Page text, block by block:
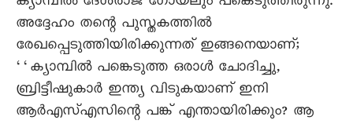
അദ്ദേഹം തന്റെ പുസ്തകത്തിൽ
രേഖപ്പെടുത്തിയിരിക്കുന്നത് ഇങ്ങനെയാണ്;
‘‘ക്യാമ്പിൽ പങ്കെടുത്ത ഒരാൾ ചോദിച്ചു,
ബ്രിട്ടീഷുകാർ ഇന്ത്യ വിടുകയാണ് ഇനി
ആർഎസ്എസിന്റെ പങ്ക് എന്തായിരിക്കും? ആ